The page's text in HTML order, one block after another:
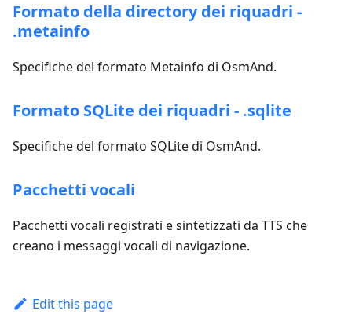
Formato della directory dei riquadri -
.metainfo
Specifiche del formato Metainfo di OsmAnd.
Formato SQLite dei riquadri - .sqlite
Specifiche del formato SQLite di OsmAnd.
Pacchetti vocali
Pacchetti vocali registrati e sintetizzati da TTS che
creano i messaggi vocali di navigazione.
Edit this page